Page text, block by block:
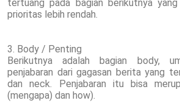
tertuang pada bagian berikutnya
prioritas lebih rendah.
3. Body / Penting
Berikutnya adalah bagian body,
penjabaran dari gagasan berita yang
dan neck. Penjabaran itu bisa
(mengapa) dan how).